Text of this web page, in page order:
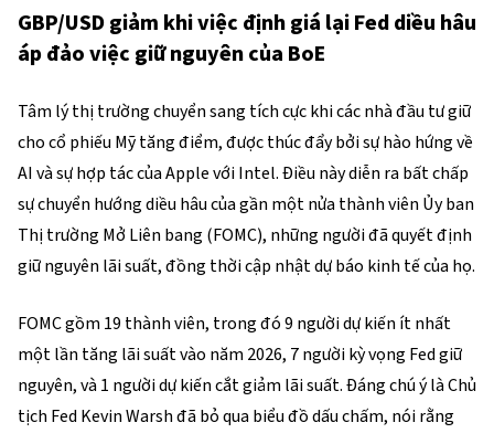
GBP/USD giảm khi việc định giá lại Fed diều hâu
áp đảo việc giữ nguyên của BoE
Tâm lý thị trường chuyển sang tích cực khi các nhà đầu tư giữ
cho cổ phiếu Mỹ tăng điểm, được thúc đẩy bởi sự hào hứng về
AI và sự hợp tác của Apple với Intel. Điều này diễn ra bất chấp
sự chuyển hướng diều hâu của gần một nửa thành viên Ủy ban
Thị trường Mở Liên bang (FOMC), những người đã quyết định
giữ nguyên lãi suất, đồng thời cập nhật dự báo kinh tế của họ.
FOMC gồm 19 thành viên, trong đó 9 người dự kiến ít nhất
một lần tăng lãi suất vào năm 2026, 7 người kỳ vọng Fed giữ
nguyên, và 1 người dự kiến cắt giảm lãi suất. Đáng chú ý là Chủ
tịch Fed Kevin Warsh đã bỏ qua biểu đồ dấu chấm, nói rằng